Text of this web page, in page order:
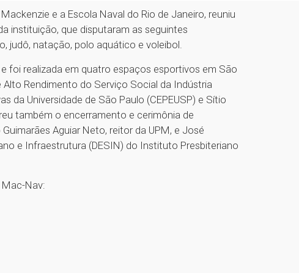
e a Escola Naval do Rio de Janeiro, reuniu
instituição, que disputaram as seguintes
judô, natação, polo aquático e voleibol.
foi realizada em quatro espaços esportivos em São
Alto Rendimento do Serviço Social da Indústria
da Universidade de São Paulo (CEPEUSP) e Sítio
também o encerramento e cerimônia de
Aguiar Neto, reitor da UPM, e José
e Infraestrutura (DESIN) do Instituto Presbiteriano
Nav: